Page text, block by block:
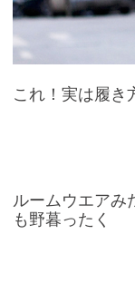
これ！実は履き
ルームウエアみ
も野暮ったく